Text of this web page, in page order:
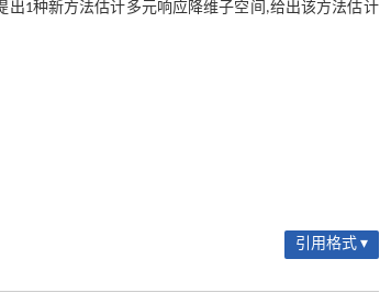
1种新方法估计多元响应降维子空间,给出该方法估计
引用格式 ▾